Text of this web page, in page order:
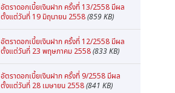
อัตราดอกเบี้ยเงินฝาก ครั้งที่ 13/2558 มีผล
ตั้งแต่วันที่ 19 มิถุนายน 2558(859 KB)
อัตราดอกเบี้ยเงินฝาก ครั้งที่ 12/2558 มีผล
ตั้งแต่วันที่ 23 พฤษภาคม 2558(833 KB)
อัตราดอกเบี้ยเงินฝาก ครั้งที่ 9/2558 มีผล
ตั้งแต่วันที่ 28 เมษายน 2558(841 KB)